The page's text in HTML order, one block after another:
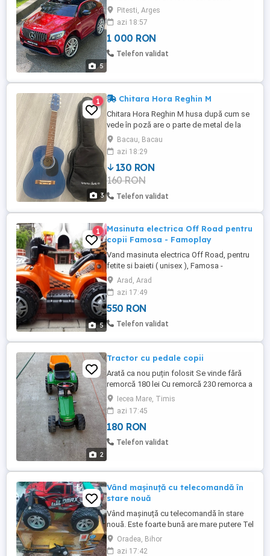
5
înlocuita nouă 2 ani garanție! Se vinde cu
telecomandă si încărcător! Mai multe
detalii la telefon!
Pitesti, Arges
azi 18:57
1 000 RON
Telefon validat
3
1 Chitara Hora Reghin M
Chitara Hora Reghin M husa după cum se
vede în poză are o parte de metal de la
fermoar sărită , dar fermoarul este
funcțional
Bacau, Bacau
azi 18:29
130 RON
160 RON
Telefon validat
5
1
Masinuta electrica Off Road pentru
copii Famosa - Famoplay
Vand masinuta electrica Off Road, pentru
fetite si baieti ( unisex ), Famosa -
Famoplay ( Llusca Design ), cu
acumulator. A fost folosita ocazional,
recomandata copiilor cu varsta intre 18
luni si 4 ani. Aceasta masinuta o sa devina
jucaria preferata a copilului dvs. Potrivita
Arad, Arad
azi 17:49
550 RON
Telefon validat
2
Tractor cu pedale copii
Arată ca nou puțin folosit Se vinde fără
remorcă 180 lei Cu remorcă 230 remorca a
fost achiziționată separat
Iecea Mare, Timis
azi 17:45
180 RON
Telefon validat
Vând mașinuță cu telecomandă în
stare nouă
Vând mașinuță cu telecomandă în stare
nouă. Este foarte bună are mare putere Tel
Oradea, Bihor
azi 17:42